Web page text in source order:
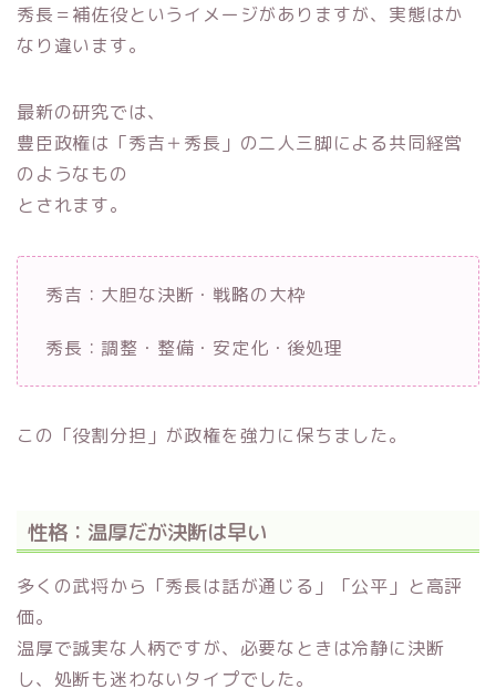
秀長＝補佐役というイメージがありますが、実態はか
なり違います。
最新の研究では、
豊臣政権は「秀吉＋秀長」の二人三脚による共同経営
のようなもの
とされます。
秀吉：大胆な決断・戦略の大枠
秀長：調整・整備・安定化・後処理
この「役割分担」が政権を強力に保ちました。
性格：温厚だが決断は早い
多くの武将から「秀長は話が通じる」「公平」と高評
価。
温厚で誠実な人柄ですが、必要なときは冷静に決断
し、処断も迷わないタイプでした。